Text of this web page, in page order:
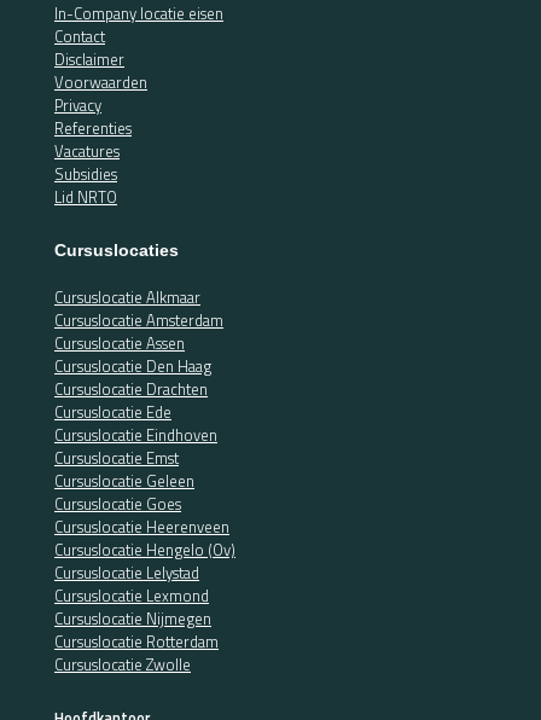
In-Company locatie eisen
Contact
Disclaimer
Voorwaarden
Privacy
Referenties
Vacatures
Subsidies
Lid NRTO
Cursuslocaties
Cursuslocatie Alkmaar
Cursuslocatie Amsterdam
Cursuslocatie Assen
Cursuslocatie Den Haag
Cursuslocatie Drachten
Cursuslocatie Ede
Cursuslocatie Eindhoven
Cursuslocatie Emst
Cursuslocatie Geleen
Cursuslocatie Goes
Cursuslocatie Heerenveen
Cursuslocatie Hengelo (Ov)
Cursuslocatie Lelystad
Cursuslocatie Lexmond
Cursuslocatie Nijmegen
Cursuslocatie Rotterdam
Cursuslocatie Zwolle